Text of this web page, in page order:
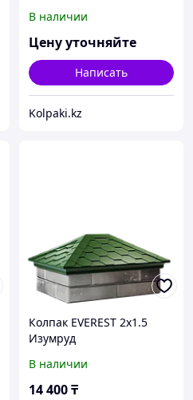
В наличии
Цену уточняйте
Написать
Kolpaki.kz
Колпак EVEREST 2x1.5
Изумруд
В наличии
14 400₸